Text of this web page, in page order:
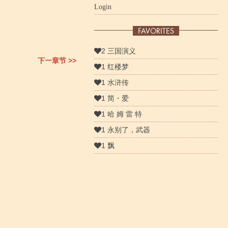
下一章节 >>
Login
FAVORITES
2 三国演义
1 红楼梦
1 水浒传
1 简・爱
1 哈 姆 雷 特
1 永别了，武器
1 飘